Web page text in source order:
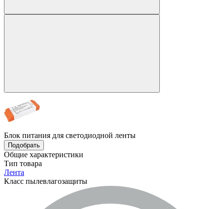
Блок питания для светодиодной ленты
Подобрать
Общие характеристики
Тип товара
Лента
Класс пылевлагозащиты